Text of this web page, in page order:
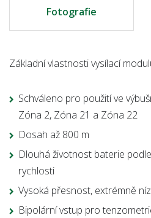
Fotografie
Základní vlastnosti vysílací
Schváleno pro použití ve
Zóna 2, Zóna 21 a Zóna 22
Dosah až 800 m
Dlouhá životnost baterie
rychlosti
Vysoká přesnost, extrémně
Bipolární vstup pro